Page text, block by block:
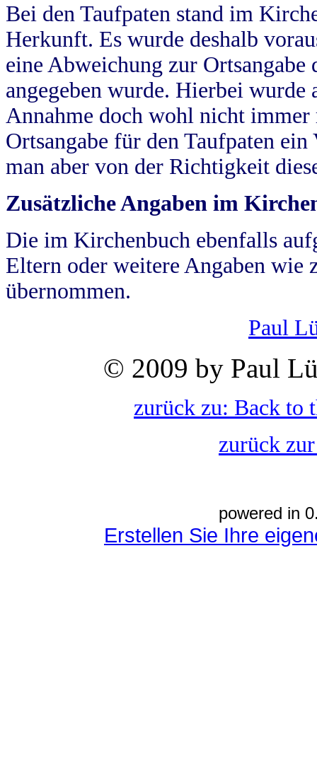
Bei den Taufpaten stand im
Herkunft. Es wurde deshalb
eine Abweichung zur
angegeben wurde. Hierbei wurde
Annahme doch wohl nicht
Ortsangabe für den Taufpaten
man aber von der Richtigkeit
Zusätzliche Angaben im
Die im Kirchenbuch ebenfalls
Eltern oder weitere Angaben wie
übernommen.
Paul
© 2009 by Paul
zurück zu: Back to
zurück
powered in
Erstellen Sie Ihre